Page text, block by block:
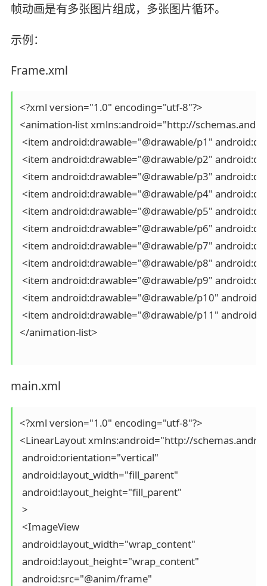
帧动画是有多张图片组成，多张图片循环。
示例：
Frame.xml
<?xml version="1.0" encoding="utf-8"?>
<animation-list xmlns:android="http://
<item android:drawable="@drawable/p1"
<item android:drawable="@drawable/p2"
<item android:drawable="@drawable/p3"
<item android:drawable="@drawable/p4"
<item android:drawable="@drawable/p5"
<item android:drawable="@drawable/p6"
<item android:drawable="@drawable/p7"
<item android:drawable="@drawable/p8"
<item android:drawable="@drawable/p9"
<item android:drawable="@drawable/p10"
<item android:drawable="@drawable/p11"
</animation-list>
main.xml
<?xml version="1.0" encoding="utf-8"?>
<LinearLayout xmlns:android="http://
android:orientation="vertical"
android:layout_width="fill_parent"
android:layout_height="fill_parent"
>
<ImageView
android:layout_width="wrap_content"
android:layout_height="wrap_content"
android:src="@anim/frame"